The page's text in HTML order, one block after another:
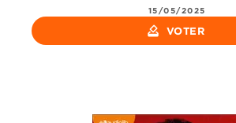
15/05/2025
how_to_vote VOTER